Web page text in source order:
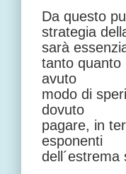
Da questo
strategia
sarà
tanto quanto
avuto
modo di
dovuto
pagare, in
esponenti